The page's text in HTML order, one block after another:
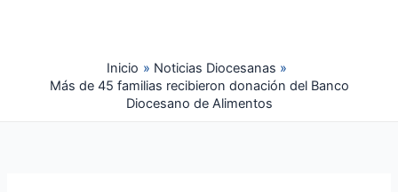
Inicio
Noticias Diocesanas
Más de 45 familias recibieron donación del Banco
Diocesano de Alimentos